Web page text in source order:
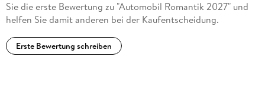
Sie die erste Bewertung zu "Automobil Romantik 2027" und
helfen Sie damit anderen bei der Kaufentscheidung.
Erste Bewertung schreiben